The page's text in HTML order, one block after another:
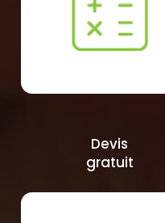
Devis
gratuit